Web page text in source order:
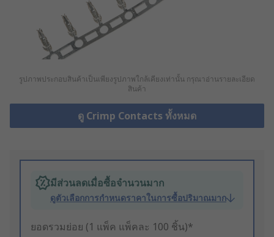
รูปภาพประกอบสินค้าเป็นเพียงรูปภาพใกล้เคียงเท่านั้น กรุณาอ่านรายละเอียด
สินค้า
ดู Crimp Contacts ทั้งหมด
มีส่วนลดเมื่อซื้อจำนวนมาก
ดูตัวเลือกการกำหนดราคาในการซื้อปริมาณมาก
ยอดรวมย่อย (1 แพ็ค แพ็คละ 100 ชิ้น)*